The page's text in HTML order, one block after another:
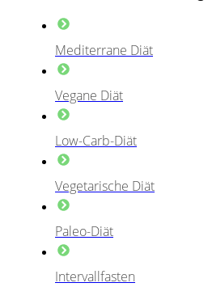
Mediterrane Diät
Vegane Diät
Low-Carb-Diät
Vegetarische Diät
Paleo-Diät
Intervallfasten